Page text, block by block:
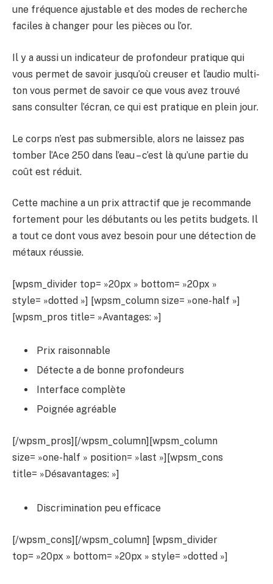
une fréquence ajustable et des modes de recherche
faciles à changer pour les pièces ou l’or.
Il y a aussi un indicateur de profondeur pratique qui
vous permet de savoir jusqu’où creuser et l’audio multi-
ton vous permet de savoir ce que vous avez trouvé
sans consulter l’écran, ce qui est pratique en plein jour.
Le corps n’est pas submersible, alors ne laissez pas
tomber l’Ace 250 dans l’eau – c’est là qu’une partie du
coût est réduit.
Cette machine a un prix attractif que je recommande
fortement pour les débutants ou les petits budgets. Il
a tout ce dont vous avez besoin pour une détection de
métaux réussie.
[wpsm_divider top= »20px » bottom= »20px »
style= »dotted »] [wpsm_column size= »one-half »]
[wpsm_pros title= »Avantages: »]
Prix raisonnable
Détecte a de bonne profondeurs
Interface complète
Poignée agréable
[/wpsm_pros][/wpsm_column][wpsm_column
size= »one-half » position= »last »][wpsm_cons
title= »Désavantages: »]
Discrimination peu efficace
[/wpsm_cons][/wpsm_column] [wpsm_divider
top= »20px » bottom= »20px » style= »dotted »]